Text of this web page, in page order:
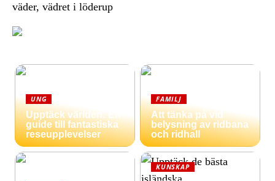
väder, vädret i löderup
UNG
Upptäck världen: En
guide till fantastiska
reseupplevelser
FAMILJ
Att tänka på vid
belysning av ridbana
och ridhall
KUNSKAP